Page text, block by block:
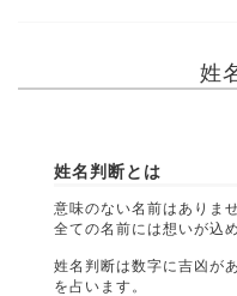
姓
姓名判断とは
意味のない名前はありませ
全ての名前には想いが込
姓名判断は数字に吉凶が
を占います。